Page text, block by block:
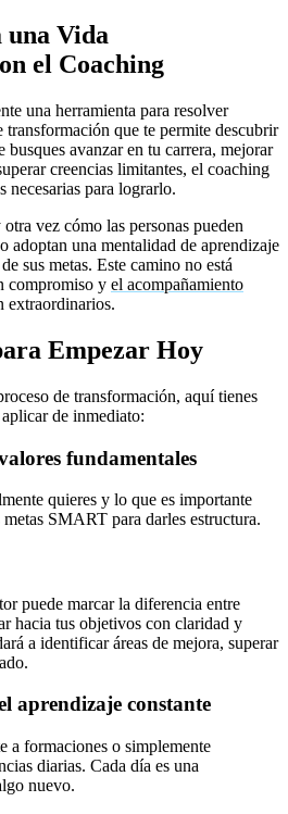
Vida
el Coaching
una herramienta para resolver
transformación que te permite descubrir
busques avanzar en tu carrera, mejorar
creencias limitantes, el coaching
necesarias para lograrlo.
vez cómo las personas pueden
adoptan una mentalidad de aprendizaje
sus metas. Este camino no está
compromiso y el acompañamiento
extraordinarios.
Empezar Hoy
de transformación, aquí tienes
de inmediato:
fundamentales
quieres y lo que es importante
SMART para darles estructura.
puede marcar la diferencia entre
hacia tus objetivos con claridad y
a identificar áreas de mejora, superar
aprendizaje constante
a formaciones o simplemente
diarias. Cada día es una
nuevo.